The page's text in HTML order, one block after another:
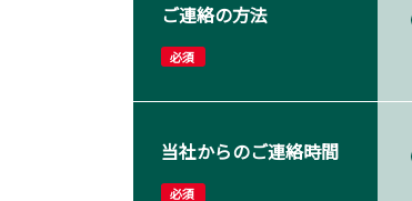
ご連絡の方法
必須
当社からのご連絡時間
必須